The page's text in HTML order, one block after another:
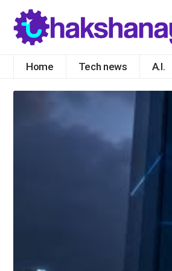
Home Tech news A.I.